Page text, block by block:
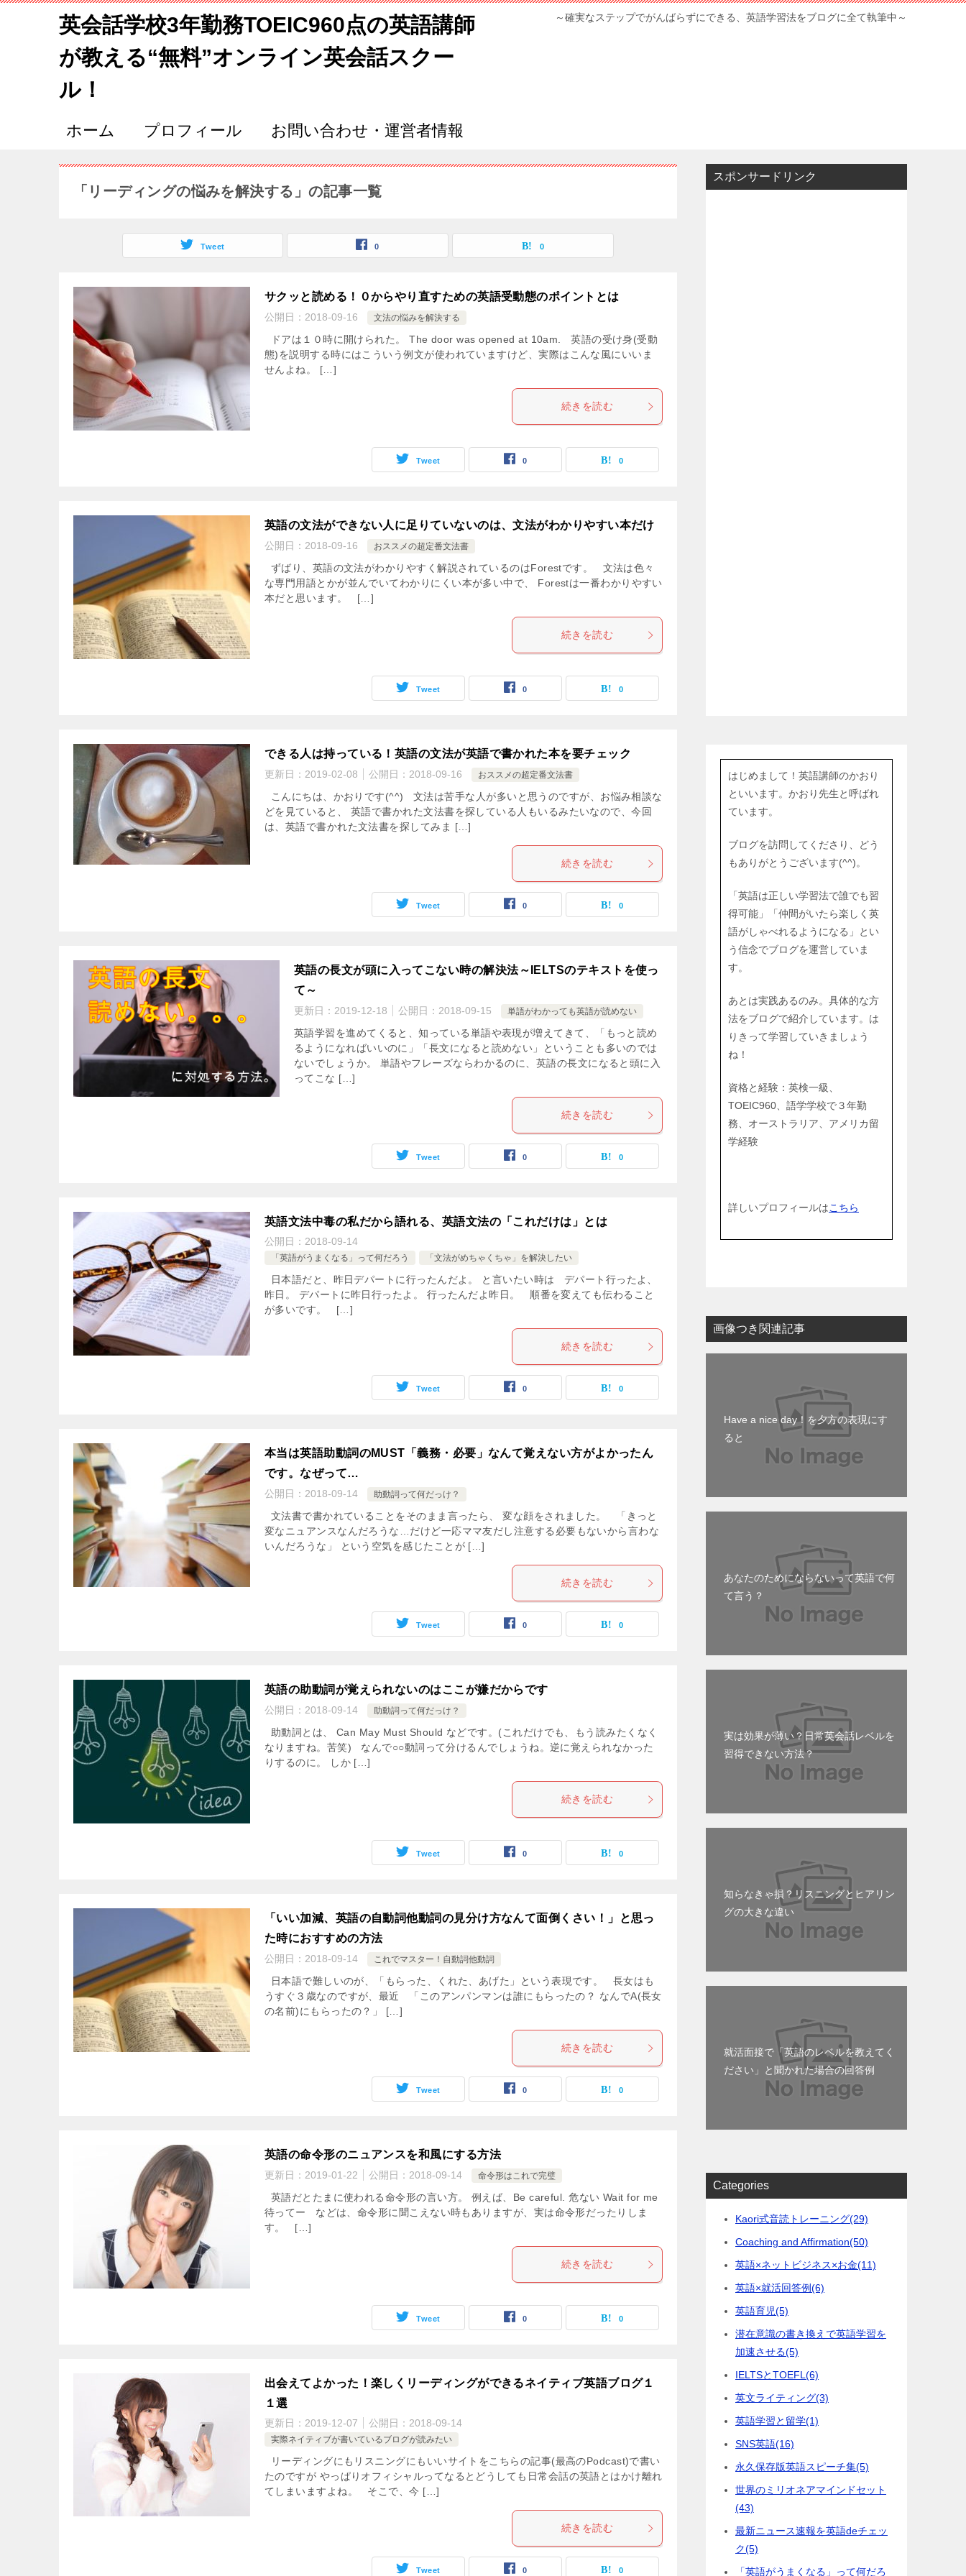
英会話学校3年勤務TOEIC960点の英語講師
が教える“無料”オンライン英会話スクー
ル！
～確実なステップでがんばらずにできる、英語学習法をブログに全て執筆中～
ホーム プロフィール お問い合わせ・運営者情報
「リーディングの悩みを解決する」の記事一覧
Tweet 0 0
サクッと読める！０からやり直すための英語受動態のポイントとは
公開日： 2018-09-16 文法の悩みを解決する
ドアは１０時に開けられた。 The door was opened at 10am. 英語の受け身(受動
態)を説明する時にはこういう例文が使われていますけど、実際はこんな風にいいま
せんよね。 […]
続きを読む
Tweet 0 0
英語の文法ができない人に足りていないのは、文法がわかりやすい本だけ
公開日： 2018-09-16 おススメの超定番文法書
ずばり、英語の文法がわかりやすく解説されているのはForestです。 文法は色々
な専門用語とかが並んでいてわかりにくい本が多い中で、 Forestは一番わかりやすい
本だと思います。 […]
続きを読む
Tweet 0 0
できる人は持っている！英語の文法が英語で書かれた本を要チェック
更新日： 2019-02-08 公開日： 2018-09-16 おススメの超定番文法書
こんにちは、かおりです(^^) 文法は苦手な人が多いと思うのですが、お悩み相談な
どを見ていると、 英語で書かれた文法書を探している人もいるみたいなので、今回
は、英語で書かれた文法書を探してみま […]
続きを読む
Tweet 0 0
英語の長文が頭に入ってこない時の解決法～IELTSのテキストを使っ
て～
更新日： 2019-12-18 公開日： 2018-09-15 単語がわかっても英語が読めない
英語学習を進めてくると、知っている単語や表現が増えてきて、「もっと読め
るようになればいいのに」「長文になると読めない」ということも多いのでは
ないでしょうか。 単語やフレーズならわかるのに、英語の長文になると頭に入
ってこな […]
続きを読む
Tweet 0 0
英語文法中毒の私だから語れる、英語文法の「これだけは」とは
公開日： 2018-09-14
「英語がうまくなる」って何だろう 「文法がめちゃくちゃ」を解決したい
日本語だと、昨日デパートに行ったんだよ。 と言いたい時は デパート行ったよ、
昨日。 デパートに昨日行ったよ。 行ったんだよ昨日。 順番を変えても伝わること
が多いです。 […]
続きを読む
Tweet 0 0
本当は英語助動詞のMUST「義務・必要」なんて覚えない方がよかったん
です。なぜって…
公開日： 2018-09-14 助動詞って何だっけ？
文法書で書かれていることをそのまま言ったら、 変な顔をされました。 「きっと
変なニュアンスなんだろうな…だけど一応ママ友だし注意する必要もないから言わな
いんだろうな」 という空気を感じたことが […]
続きを読む
Tweet 0 0
英語の助動詞が覚えられないのはここが嫌だからです
公開日： 2018-09-14 助動詞って何だっけ？
助動詞とは、 Can May Must Should などです。(これだけでも、もう読みたくなく
なりますね。苦笑) なんで○○動詞って分けるんでしょうね。逆に覚えられなかった
りするのに。 しか […]
続きを読む
Tweet 0 0
「いい加減、英語の自動詞他動詞の見分け方なんて面倒くさい！」と思っ
た時におすすめの方法
公開日： 2018-09-14 これでマスター！自動詞他動詞
日本語で難しいのが、「もらった、くれた、あげた」という表現です。 長女はも
うすぐ３歳なのですが、最近 「このアンパンマンは誰にもらったの？ なんでA(長女
の名前)にもらったの？」 […]
続きを読む
Tweet 0 0
英語の命令形のニュアンスを和風にする方法
更新日： 2019-01-22 公開日： 2018-09-14 命令形はこれで完璧
英語だとたまに使われる命令形の言い方。 例えば、Be careful. 危ない Wait for me
待ってー などは、命令形に聞こえない時もありますが、実は命令形だったりしま
す。 […]
続きを読む
Tweet 0 0
出会えてよかった！楽しくリーディングができるネイティブ英語ブログ１
１選
更新日： 2019-12-07 公開日： 2018-09-14
実際ネイティブが書いているブログが読みたい
リーディングにもリスニングにもいいサイトをこちらの記事(最高のPodcast)で書い
たのですが やっぱりオフィシャルってなるとどうしても日常会話の英語とはかけ離れ
てしまいますよね。 そこで、今 […]
続きを読む
Tweet 0 0
スポンサードリンク
はじめまして！英語講師のかおり
といいます。かおり先生と呼ばれ
ています。
ブログを訪問してくださり、どう
もありがとうございます(^^)。
「英語は正しい学習法で誰でも習
得可能」「仲間がいたら楽しく英
語がしゃべれるようになる」とい
う信念でブログを運営していま
す。
あとは実践あるのみ。具体的な方
法をブログで紹介しています。は
りきって学習していきましょう
ね！
資格と経験：英検一級、
TOEIC960、語学学校で３年勤
務、オーストラリア、アメリカ留
学経験
詳しいプロフィールはこちら
画像つき関連記事
Have a nice day！を夕方の表現にす
ると
あなたのためにならないって英語で何
て言う？
実は効果が薄い？日常英会話レベルを
習得できない方法？
知らなきゃ損？リスニングとヒアリン
グの大きな違い
就活面接で「英語のレベルを教えてく
ださい」と聞かれた場合の回答例
Categories
Kaori式音読トレーニング(29)
Coaching and Affirmation(50)
英語×ネットビジネス×お金(11)
英語×就活回答例(6)
英語育児(5)
潜在意識の書き換えで英語学習を
加速させる(5)
IELTSとTOEFL (6)
英文ライティング(3)
英語学習と留学(1)
SNS英語(16)
永久保存版英語スピーチ集(5)
世界のミリオネアマインドセット
(43)
最新ニュース速報を英語deチェッ
ク(5)
「英語がうまくなる」って何だろ